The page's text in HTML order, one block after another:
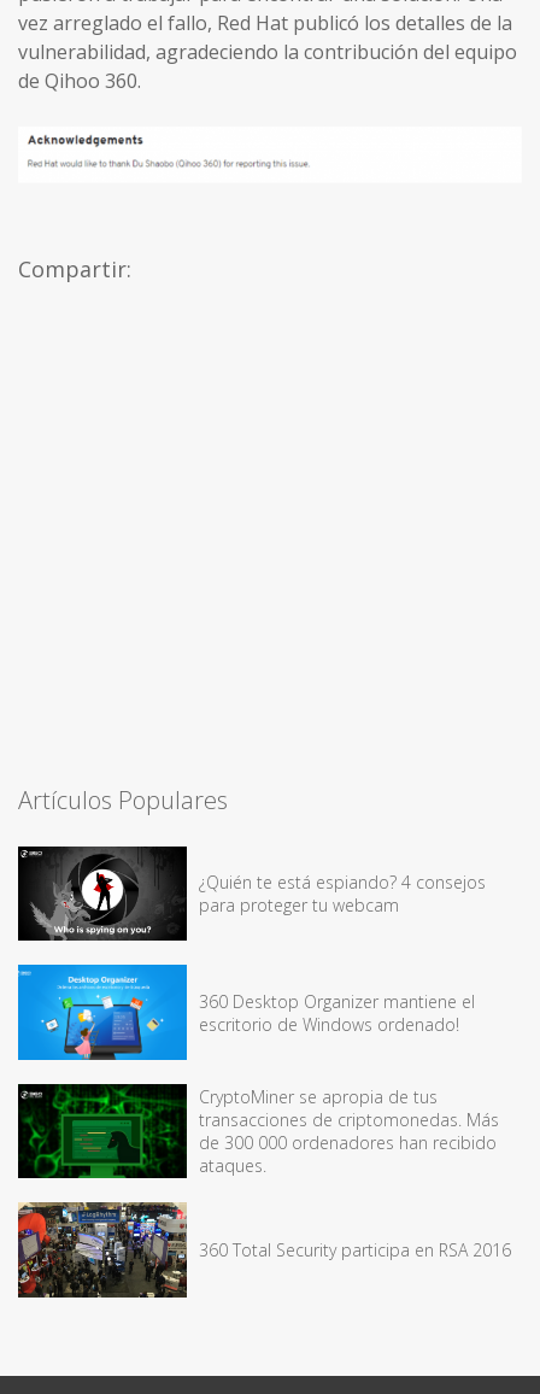
vez arreglado el fallo, Red Hat publicó los detalles de la
vulnerabilidad, agradeciendo la contribución del equipo
de Qihoo 360.
Compartir:
Artículos Populares
¿Quién te está espiando? 4 consejos
para proteger tu webcam
360 Desktop Organizer mantiene el
escritorio de Windows ordenado!
CryptoMiner se apropia de tus
transacciones de criptomonedas. Más
de 300 000 ordenadores han recibido
ataques.
360 Total Security participa en RSA 2016